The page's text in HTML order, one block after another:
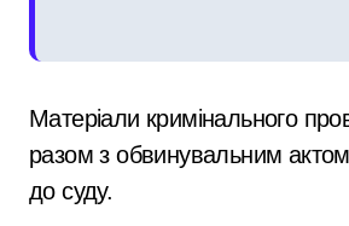
Матеріали кримінального
разом з обвинувальним
до суду.